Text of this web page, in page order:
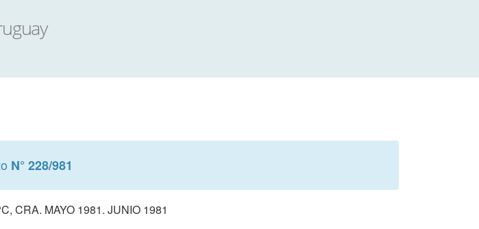
N° 228/981
CRA. MAYO 1981. JUNIO 1981